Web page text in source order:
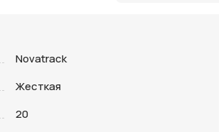
Novatrack
Жесткая
20